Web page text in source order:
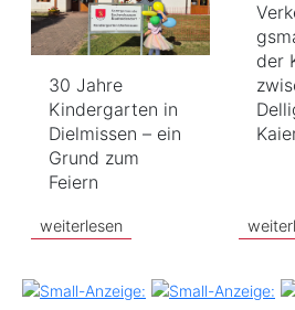
30 Jahre
Kindergarten in
Dielmissen – ein
Grund zum
Feiern
weiterlesen
der